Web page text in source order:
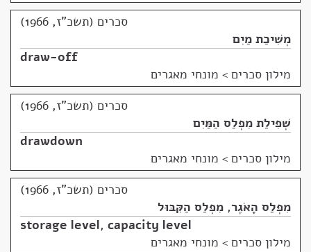
סכרים (תשכ"ז, 1966)
מְשִׁיכַת מַיִם
draw-off
מילון סכרים > מונחי מאגרים
סכרים (תשכ"ז, 1966)
שְׁפִילַת מִפְלַס הַמַּיִם
drawdown
מילון סכרים > מונחי מאגרים
סכרים (תשכ"ז, 1966)
מִפְלַס הָאֹגֶר, מִפְלַס הַקִּבּוּל
storage level, capacity level
מילון סכרים > מונחי מאגרים